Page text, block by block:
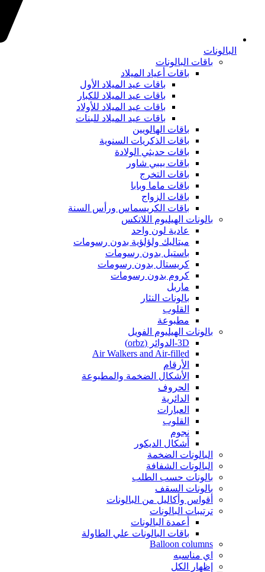
البالونات
باقات البالونات
باقات أعياد الميلاد
باقات عيد الميلاد الأول
باقات عيد الميلاد للكبار
باقات عيد الميلاد للأولاد
باقات عيد الميلاد للبنات
باقات الهالويين
باقات الذكريات السنوية
باقات حديثي الولادة
باقات بيبي شاور
باقات التخرج
باقات ماما وبابا
باقات الزواج
باقات الكريسماس ورأس السنة
بالونات الهيليوم اللاتكس
عادية لون واحد
ميتاليك ولؤلؤية بدون رسومات
باستيل بدون رسومات
كريستال بدون رسومات
كروم بدون رسومات
ماربل
بالونات النثار
القلوب
مطبوعة
بالونات الهيليوم الفويل
3D-الدوائر (orbz)
Air Walkers and Air-filled
الأرقام
الأشكال الضخمة والمطبوعة
الحروف
الدائرية
العبارات
القلوب
نجوم
أشكال الديكور
البالونات الضخمة
البالونات الشفافة
بالونات حسب الطلب
بالونات السقف
أقواس وأكاليل من البالونات
ترتيبات البالونات
أعمدة البالونات
باقات البالونات علي الطاولة
Balloon columns
اي مناسبه
إظهار الكل